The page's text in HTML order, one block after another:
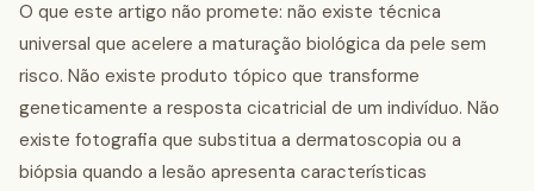
O que este artigo não promete: não existe técnica
universal que acelere a maturação biológica da pele sem
risco. Não existe produto tópico que transforme
geneticamente a resposta cicatricial de um indivíduo. Não
existe fotografia que substitua a dermatoscopia ou a
biópsia quando a lesão apresenta características